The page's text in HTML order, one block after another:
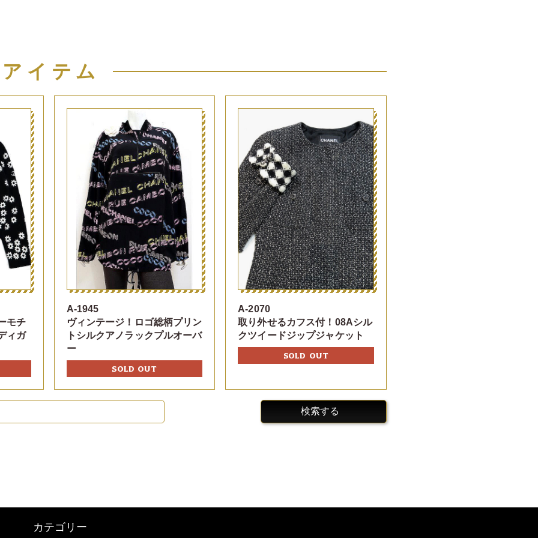
イテム
モチ
ィガ
A-1945
ヴィンテージ！ロゴ総柄プリン
トシルクアノラックプルオーバ
ー
SOLD OUT
A-2070
取り外せるカフス付！08Aシル
クツイードジップジャケット
SOLD OUT
検索する
カテゴリー